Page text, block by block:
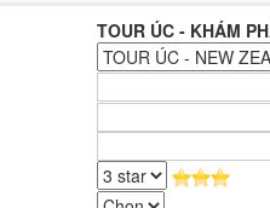
TOUR ÚC - KHÁM